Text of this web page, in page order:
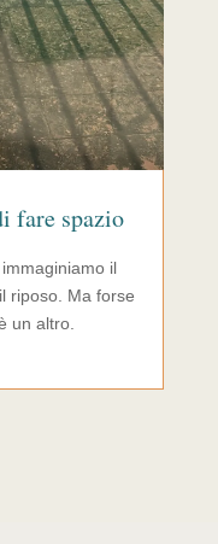
fare spazio
il
riposo. Ma forse
un altro.